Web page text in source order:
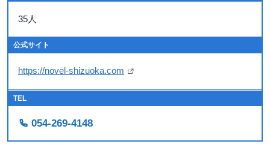
35人
公式サイト
https://novel-shizuoka.com
TEL
054-269-4148